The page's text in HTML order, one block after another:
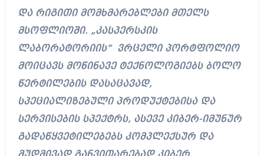
და რიგითი მომხმარებლები მთელს
მსოფლიოში. „კასპერსკის
ლაბორატორიის“ ვრცელი პორტფოლიო
მოიცავს მოწინავე ტექნოლოგიებს ბოლო
წერტილების დასაცავად,
სპეციალიზებული პროდუქტებისა და
სერვისების სპექტრს, ასევე კიბერ-იმუნურ
გადაწყვეტილებებს კომპლექსურ და